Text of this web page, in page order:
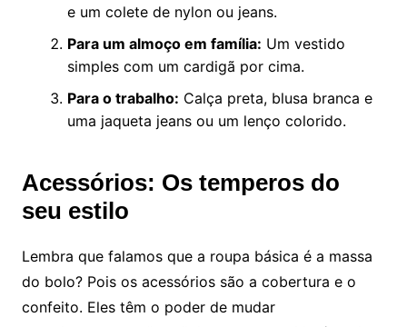
e um colete de nylon ou jeans.
Para um almoço em família: Um vestido
simples com um cardigã por cima.
Para o trabalho: Calça preta, blusa branca e
uma jaqueta jeans ou um lenço colorido.
Acessórios: Os temperos do
seu estilo
Lembra que falamos que a roupa básica é a massa
do bolo? Pois os acessórios são a cobertura e o
confeito. Eles têm o poder de mudar